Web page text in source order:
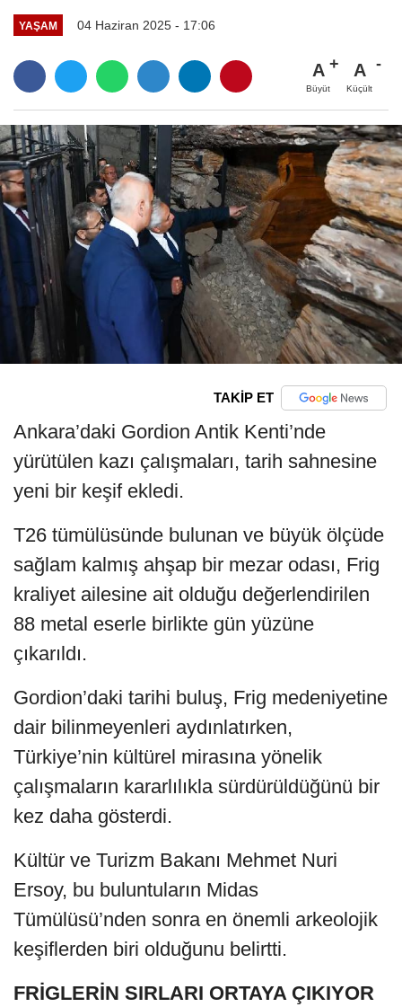
YAŞAM 04 Haziran 2025 - 17:06
A
Büyüt
A
Küçült
TAKİP ET
Ankara’daki Gordion Antik Kenti’nde
yürütülen kazı çalışmaları, tarih sahnesine
yeni bir keşif ekledi.
T26 tümülüsünde bulunan ve büyük ölçüde
sağlam kalmış ahşap bir mezar odası, Frig
kraliyet ailesine ait olduğu değerlendirilen
88 metal eserle birlikte gün yüzüne
çıkarıldı.
Gordion’daki tarihi buluş, Frig medeniyetine
dair bilinmeyenleri aydınlatırken,
Türkiye’nin kültürel mirasına yönelik
çalışmaların kararlılıkla sürdürüldüğünü bir
kez daha gösterdi.
Kültür ve Turizm Bakanı Mehmet Nuri
Ersoy, bu buluntuların Midas
Tümülüsü’nden sonra en önemli arkeolojik
keşiflerden biri olduğunu belirtti.
FRİGLERİN SIRLARI ORTAYA ÇIKIYOR